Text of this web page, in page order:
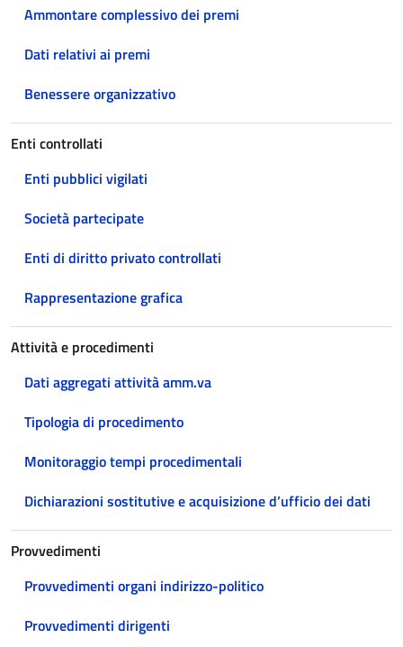
Ammontare complessivo dei premi
Dati relativi ai premi
Benessere organizzativo
Enti controllati
Enti pubblici vigilati
Società partecipate
Enti di diritto privato controllati
Rappresentazione grafica
Attività e procedimenti
Dati aggregati attività amm.va
Tipologia di procedimento
Monitoraggio tempi procedimentali
Dichiarazioni sostitutive e acquisizione d’ufficio dei dati
Provvedimenti
Provvedimenti organi indirizzo-politico
Provvedimenti dirigenti